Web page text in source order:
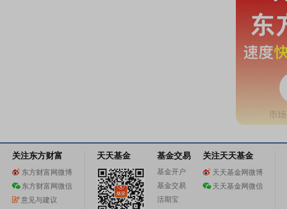
关注东方财富
东方财富网微博
东方财富网微信
意见与建议
天天基金 基金交易
基金开户
基金交易
活期宝
关注天天基金
天天基金网微博
天天基金网微信